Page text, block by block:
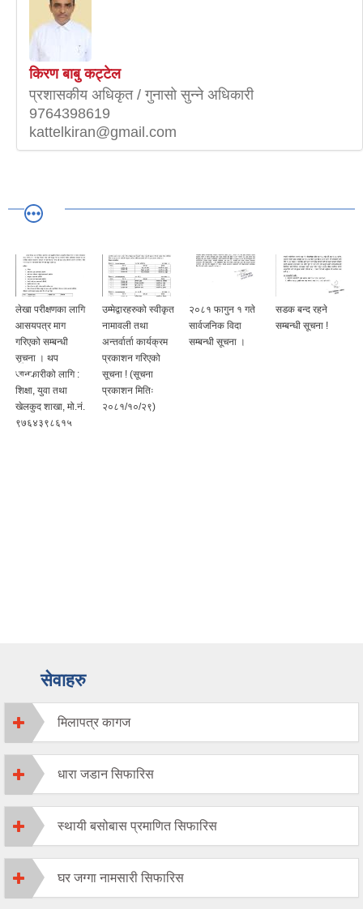
किरण बाबु कट्टेल
प्रशासकीय अधिकृत / गुनासो सुन्ने अधिकारी
9764398619
kattelkiran@gmail.com
लेखा परीक्षणका लागि
आसयपत्र माग
गरिएको सम्बन्धी
सूचना । थप
जानकारीको लागि :
शिक्षा, युवा तथा
खेलकुद शाखा, मो.नं.
९७६४३९८६१५
उम्मेद्वारहरुको स्वीकृत
नामावली तथा
अन्तर्वार्ता कार्यक्रम
प्रकाशन गरिएको
सूचना ! (सूचना
प्रकाशन मितिः
२०८१/१०/२९)
२०८१ फागुन १ गते
सार्वजनिक विदा
सम्बन्धी सूचना ।
सडक बन्द रहने
सम्बन्धी सूचना !
सेवाहरु
मिलापत्र कागज
धारा जडान सिफारिस
स्थायी बसोबास प्रमाणित सिफारिस
घर जग्गा नामसारी सिफारिस